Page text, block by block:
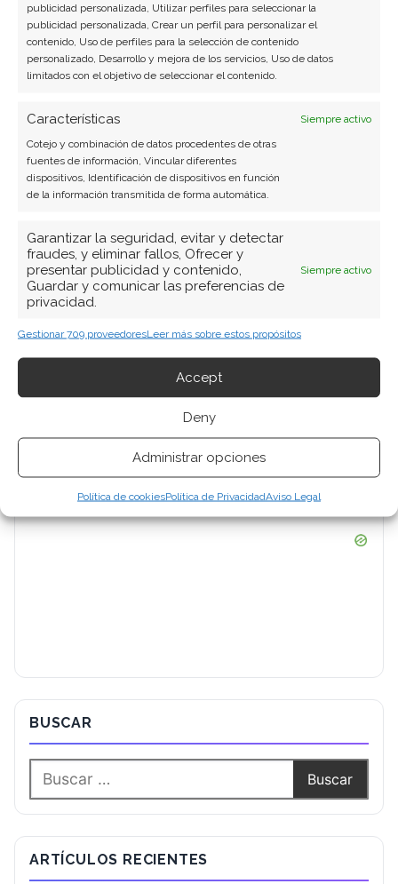
publicidad personalizada, Utilizar perfiles para seleccionar la
publicidad personalizada, Crear un perfil para personalizar el
contenido, Uso de perfiles para la selección de contenido
personalizado, Desarrollo y mejora de los servicios, Uso de datos
limitados con el objetivo de seleccionar el contenido.
Características
Siempre activo
Cotejo y combinación de datos procedentes de otras
fuentes de información, Vincular diferentes
dispositivos, Identificación de dispositivos en función
de la información transmitida de forma automática.
Garantizar la seguridad, evitar y detectar
fraudes, y eliminar fallos, Ofrecer y
presentar publicidad y contenido,
Guardar y comunicar las preferencias de
privacidad.
Siempre activo
Gestionar 709 proveedoresLeer más sobre estos propósitos
Accept
Deny
Administrar opciones
Política de cookiesPolítica de PrivacidadAviso Legal
Copiar enlace
SOBRE EL AUTOR
Carmen Ruiz López
Periodista especializada en tecnología y
transformación digital con más de 8 años de
experiencia. Experta en inteligencia artificial,
ciberseguridad y startups tecnológicas.
Ver todos los artículos →
BUSCAR
ARTÍCULOS RECIENTES